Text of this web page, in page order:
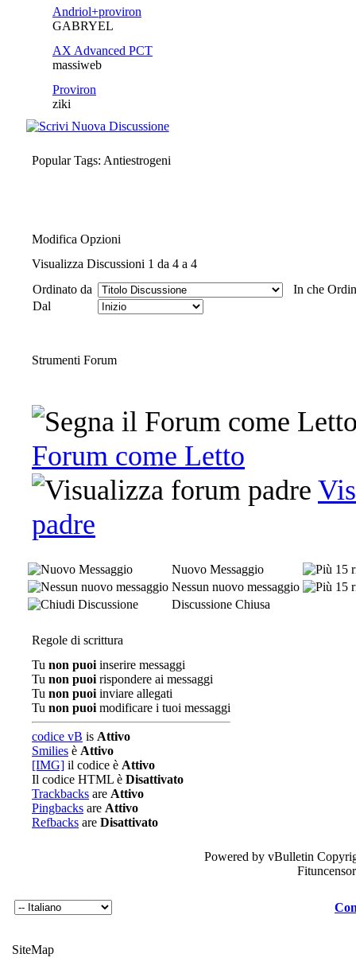
Andriol+proviron
GABRYEL
AX Advanced PCT
massiweb
Proviron
ziki
Popular Tags: Antiestrogeni
Modifica Opzioni
Visualizza Discussioni 1 da 4 a 4
Ordinato da
In che
Dal
Strumenti Forum
Forum come Letto
padre
Nuovo Messaggio
Nessun nuovo messaggio
Discussione Chiusa
Regole di scrittura
Tu non puoi inserire messaggi
Tu non puoi rispondere ai messaggi
Tu non puoi inviare allegati
Tu non puoi modificare i tuoi messaggi
codice vB is Attivo
Smilies è Attivo
[IMG] il codice è Attivo
Il codice HTML è Disattivato
Trackbacks are Attivo
Pingbacks are Attivo
Refbacks are Disattivato
Powered by vBulletin
SiteMap